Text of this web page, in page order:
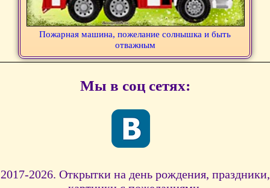
Пожарная машина, пожелание солнышка и быть
отважным
Мы в соц сетях:
2017-2026. Открытки на день рождения, праздники,